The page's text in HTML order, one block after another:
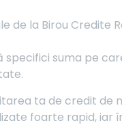
de la Birou Credite
suma pe
ta de credit de
foarte rapid, iar